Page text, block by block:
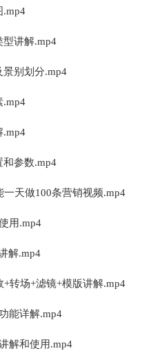
.mp4
讲解.mp4
别划分.mp4
.mp4
.mp4
参数.mp4
天做100条营销视频.mp4
用.mp4
解.mp4
转场+滤镜+模版讲解.mp4
能详解.mp4
解和使用.mp4